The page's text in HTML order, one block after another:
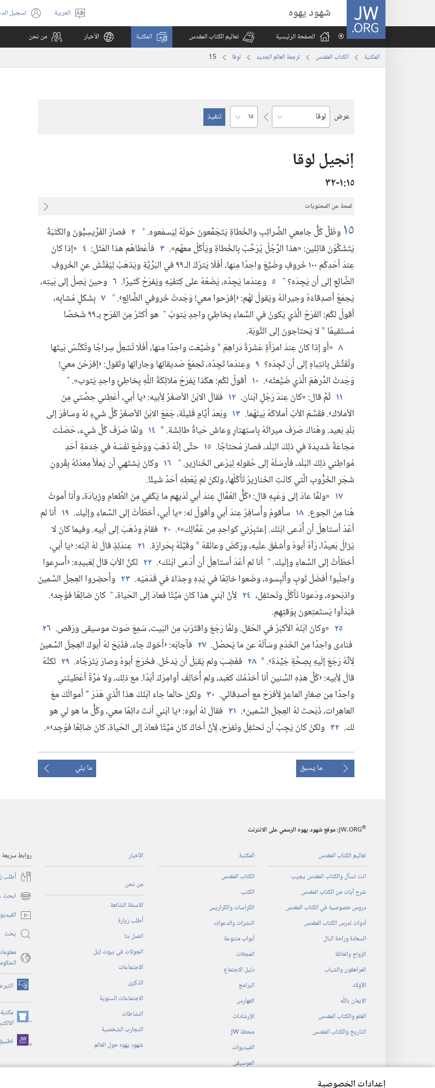
إعدادات الخصوصية
JW.ORG شهود يهوه
اختر
اللغة
العربية تسجيل(يفتح
نافذة
الصفحة الرئيسية
تعاليم الكتاب المقدس المكتبة الأخبار من نحن
المكتبة الكتاب المقدس ترجمة العالم الجديد لوقا 15
عرض
السفر
الفصل
إنجيل لوقا
١٥‏:‏١‏-٣٢
لمحة عن المحتويات
١٥ وظَلَّ كُلُّ جامِعي الضَّرائِبِ والخُطاةِ يَتَجَمَّعونَ حَولَهُ لِيَسمَعوه.‏ + ٢ فصارَ الفَرِّيسِيُّونَ والكَتَبَةُ
يَتَشَكَّوْنَ قائِلين:‏ «هذا الرَّجُلُ يُرَحِّبُ بِالخُطاةِ ويَأكُلُ معهُم».‏ ٣ فأعْطاهُم هذا المَثَل:‏ ٤ «إذا كانَ
عِندَ أحَدِكُم ١٠٠ خَروفٍ وضَيَّعَ واحِدًا مِنها،‏ أفَلَا يَترُكُ الـ‍ ٩٩ في البَرِّيَّةِ ويَذهَبُ لِيُفَتِّشَ عنِ الخَروفِ
الضَّائِعِ إلى أن يَجِدَه؟‏ + ٥ وعِندَما يَجِدُه،‏ يَضَعُهُ على كِتفَيْهِ ويَفرَحُ كَثيرًا.‏ ٦ وحينَ يَصِلُ إلى بَيتِه،‏
يَجمَعُ أصدِقاءَهُ وجيرانَهُ ويَقولُ لهُم:‏ ‹إفرَحوا معي!‏ وَجَدتُ خَروفي الضَّائِع›.‏ + ٧ بِشَكلٍ مُشابِه،‏
أقولُ لكُم:‏ الفَرَحُ الَّذي يَكونُ في السَّماءِ بِخاطِئٍ واحِدٍ يَتوبُ +
هو أكثَرُ مِنَ الفَرَحِ بـ‍ ٩٩ شَخصًا
مُستَقيمًا * لا يَحتاجونَ إلى التَّوبَة.‏
٨ «أو إذا كانَ عِندَ امرَأةٍ عَشَرَةُ دَراهِمَ *وضَيَّعَت واحِدًا مِنها،‏ أفَلَا تُشعِلُ سِراجًا وتُكَنِّسُ بَيتَها
وتُفَتِّشُ بِانتِباهٍ إلى أن تَجِدَه؟‏ ٩ وعِندَما تَجِدُه،‏ تَجمَعُ صَديقاتِها وجاراتِها وتَقول:‏ ‹إفرَحْنَ معي!‏
وَجَدتُ الدِّرهَمَ الَّذي ضَيَّعتُه›.‏ ١٠ أقولُ لكُم:‏ هكَذا يَفرَحُ مَلائِكَةُ اللّٰهِ بِخاطِئٍ واحِدٍ يَتوب».‏ +
١١ ثُمَّ قال:‏ «كانَ عِندَ رَجُلٍ ابْنان.‏ ١٢ فقالَ الابْنُ الأصغَرُ لِأبيه:‏ ‹يا أبي،‏ أعْطِني حِصَّتي مِنَ
الأملاك›.‏ فقَسَّمَ الأبُ أملاكَهُ بَينَهُما.‏ ١٣ وبَعدَ أيَّامٍ قَليلَة،‏ جَمَعَ الابْنُ الأصغَرُ كُلَّ شَيءٍ لهُ وسافَرَ إلى
بَلَدٍ بَعيد.‏ وهُناك صَرَفَ ميراثَهُ بِاستِهتارٍ وعاشَ حَياةً طائِشَة.‏ * ١٤ ولمَّا صَرَفَ كُلَّ شَيء،‏ حَصَلَت
مَجاعَةٌ شَديدَة في ذلِكَ البَلَد،‏ فصارَ مُحتاجًا.‏ ١٥ حتَّى إنَّهُ ذَهَبَ ووَضَعَ نَفْسَهُ في خِدمَةِ أحَدِ
مُواطِني ذلِكَ البَلَد،‏ فأرسَلَهُ إلى حُقولِهِ لِيَرْعى الخَنازير.‏ + ١٦ وكانَ يَشتَهي أن يَملَأَ مِعدَتَهُ بِقُرونِ
شَجَرِ الخَرُّوبِ الَّتي كانَتِ الخَنازيرُ تَأكُلُها،‏ ولكنْ لم يُعْطِهِ أحَدٌ شَيئًا.‏
١٧ «ولمَّا عادَ إلى وَعْيِهِ قال:‏ ‹كُلُّ العُمَّالِ عِندَ أبي لَدَيهِم ما يَكْفي مِنَ الطَّعامِ وزِيادَة،‏ وأنا أموتُ
هُنا مِنَ الجوع.‏ ١٨ سأقومُ وأُسافِرُ عِندَ أبي وأقولُ له:‏ «يا أبي،‏ أخطَأتُ إلى السَّماءِ وإلَيك.‏ ١٩ أنا لم
أعُدْ أستاهِلُ أن أُدْعى ابْنَك.‏ إعتَبِرْني كواحِدٍ مِن عُمَّالِك»›.‏ ٢٠ فقامَ وذَهَبَ إلى أبيه.‏ وفيما كانَ لا
يَزالُ بَعيدًا،‏ رَآهُ أبوهُ وأشفَقَ علَيه،‏ ورَكَضَ وعانَقَهُ * وقَبَّلَهُ بِحَرارَة.‏ ٢١ عِندَئِذٍ قالَ لهُ ابْنُه:‏ ‹يا أبي،‏
أخطَأتُ إلى السَّماءِ وإلَيك.‏ + أنا لم أعُدْ أستاهِلُ أن أُدْعى ابْنَك›.‏ ٢٢ لكنَّ الأبَ قالَ لِعَبيدِه:‏ ‹أَسرِعوا
واجلُبوا أفضَلَ ثَوبٍ وأَلبِسوه،‏ وضَعوا خاتِمًا في يَدِهِ وحِذاءً في قَدَمَيْه.‏ ٢٣ وأَحضِروا العِجلَ السَّمينَ
واذبَحوه،‏ ودَعونا نَأكُلُ ونَحتَفِل،‏ ٢٤ لِأنَّ ابْني هذا كانَ مَيِّتًا فعادَ إلى الحَياة،‏+ كانَ ضائِعًا فوُجِد›.‏
فبَدَأوا يَستَمتِعونَ بِوَقتِهِم.‏
٢٥ «وكانَ ابْنُهُ الأكبَرُ في الحَقل.‏ ولمَّا رَجَعَ واقتَرَبَ مِنَ البَيت،‏ سَمِعَ صَوتَ موسيقى ورَقص.‏ ٢٦
فنادى واحِدًا مِنَ الخَدَمِ وسَألَهُ عن ما يَحصُل.‏ ٢٧ فأجابَه:‏ ‹أخوكَ جاء،‏ فذَبَحَ لهُ أبوكَ العِجلَ السَّمينَ
لِأنَّهُ رَجَعَ إلَيهِ بِصِحَّةٍ جَيِّدَة›.‏ * ٢٨ فغَضِبَ ولم يَقبَلْ أن يَدخُل.‏ فخَرَجَ أبوهُ وصارَ يَتَرَجَّاه.‏ ٢٩ لكنَّهُ
قالَ لِأبيه:‏ ‹كُلَّ هذِهِ السِّنينِ أنا أخدُمُكَ كعَبد،‏ ولم أُخالِفْ أوامِرَكَ أبَدًا.‏ مع ذلِك،‏ ولا مَرَّةً أعْطَيتَني
واحِدًا مِن صِغارِ الماعِزِ لِأفرَحَ مع أصدِقائي.‏ ٣٠ ولكنْ حالَما جاءَ ابْنُكَ هذا الَّذي هَدَرَ*أموالَكَ معَ
العاهِرات،‏ ذَبَحتَ لهُ العِجلَ السَّمين›.‏ ٣١ فقالَ لهُ أبوه:‏ ‹يا ابْني أنتَ دائِمًا معي،‏ وكُلُّ ما هو لي هو
لك.‏ ٣٢ ولكنْ كانَ يَجِبُ أن نَحتَفِلَ ونَفرَح،‏ لِأنَّ أخاكَ كانَ مَيِّتًا فعادَ إلى الحَياة،‏ كانَ ضائِعًا فوُجِد›».‏
ما يسبق ما يلي
JW.ORG® :‏ موقع شهود يهوه الرسمي على الانترنت
تعاليم الكتاب المقدس
انت تسأل والكتاب المقدس يجيب
شرح آيات من الكتاب المقدس
دروس خصوصية في الكتاب المقدس
أدوات لدرس الكتاب المقدس
السعادة وراحة البال
الزواج والعائلة
المراهقون والشباب
الأولاد
الايمان باللّٰه
العلم والكتاب المقدس
التاريخ والكتاب المقدس
المكتبة
الكتاب المقدس
الكتب
الكراسات والكراريس
النشرات والدعوات
أبواب متنوعة
المجلات
دليل الاجتماع
البرامج
الفهارس
الإرشادات
محطة‏ ‏JW
الفيديوات
الموسيقى
الأخبار
من نحن
الاسئلة الشائعة
أُطلب زيارة
اتصل بنا
الجولات في بيوت إيل
الاجتماعات
الذكرى
الاجتماعات السنوية
النشاطات
التجارب الشخصية
شهود يهوه حول العالم
روابط سريعة
أُطلب
ابحث (يفتح
نافذة
جديدة)
بحث
(يفتح
نافذة
جديدة)
(يفتح
نافذة
جديدة)